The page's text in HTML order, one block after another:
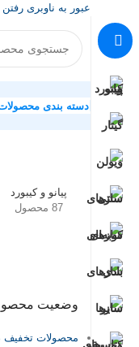
عبور به ناوبری
دسته بندی
پیانو و کیبورد
87 محصول
وضعیت
محصولات تخفیف